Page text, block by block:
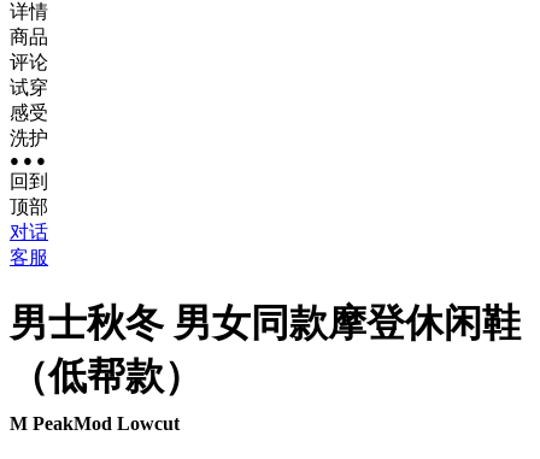
详情
商品
评论
试穿
感受
洗护
● ● ●
回到
顶部
对话
客服
男士秋冬 男女同款摩登休闲鞋
（低帮款）
M PeakMod Lowcut